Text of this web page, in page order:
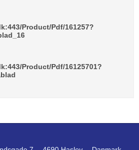
Product/Pdf/161257?
Product/Pdf/16125701?